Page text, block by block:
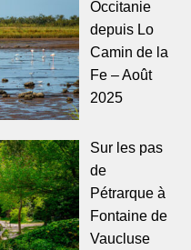
Occitanie
depuis Lo
Camin de la
Fe – Août
2025
Sur les pas
de
Pétrarque à
Fontaine de
Vaucluse